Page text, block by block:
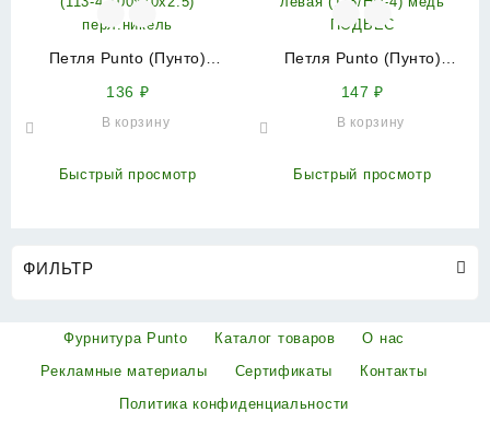
Петля Punto (Пунто)
перл.никель
136 ₽
В корзину
Быстрый просмотр
Петля Punto (Пунто)
ПОДВЕС
147₽
В корзину
Быстрый просмотр
ФИЛЬТР
Фурнитура Punto Каталог товаров
О нас
Рекламные материалы
Сертификаты
Контакты
Политика конфиденциальности